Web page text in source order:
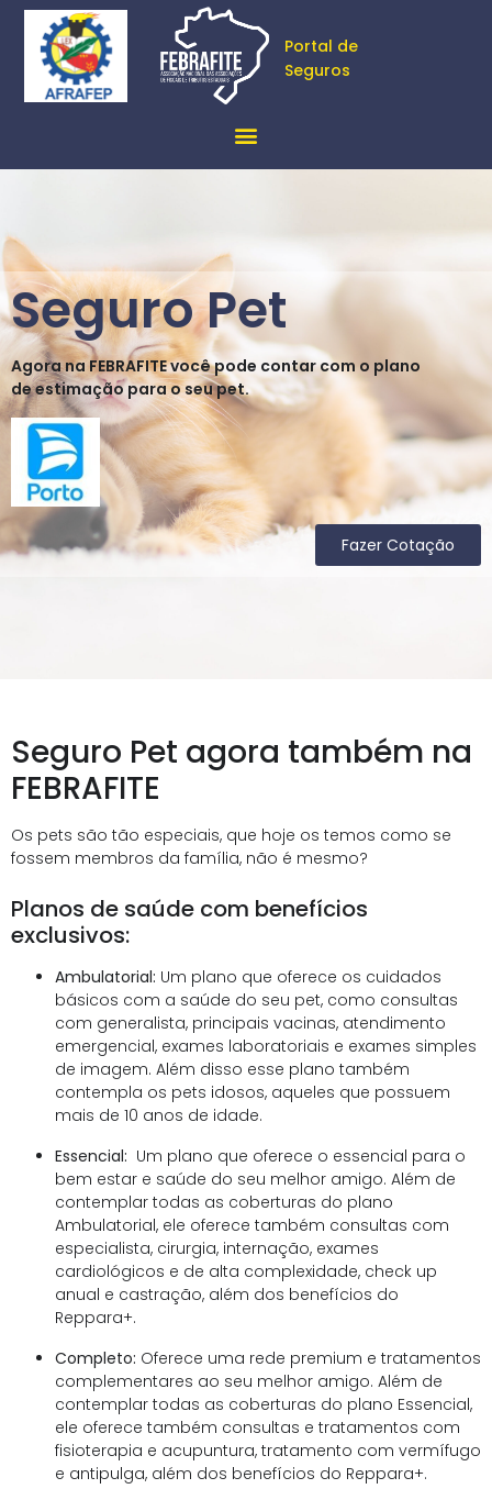
Portal de
Seguros
Seguro Pet
Agora na FEBRAFITE você pode contar com o plano
de estimação para o seu pet.
Fazer Cotação
Seguro Pet agora também na
FEBRAFITE
Os pets são tão especiais, que hoje os temos como se
fossem membros da família, não é mesmo?
Planos de saúde com benefícios
exclusivos:
Ambulatorial: Um plano que oferece os cuidados
básicos com a saúde do seu pet, como consultas
com generalista, principais vacinas, atendimento
emergencial, exames laboratoriais e exames simples
de imagem. Além disso esse plano também
contempla os pets idosos, aqueles que possuem
mais de 10 anos de idade.
Essencial: Um plano que oferece o essencial para o
bem estar e saúde do seu melhor amigo. Além de
contemplar todas as coberturas do plano
Ambulatorial, ele oferece também consultas com
especialista, cirurgia, internação, exames
cardiológicos e de alta complexidade, check up
anual e castração, além dos benefícios do
Reppara+.
Completo: Oferece uma rede premium e tratamentos
complementares ao seu melhor amigo. Além de
contemplar todas as coberturas do plano Essencial,
ele oferece também consultas e tratamentos com
fisioterapia e acupuntura, tratamento com vermífugo
e antipulga, além dos benefícios do Reppara+.